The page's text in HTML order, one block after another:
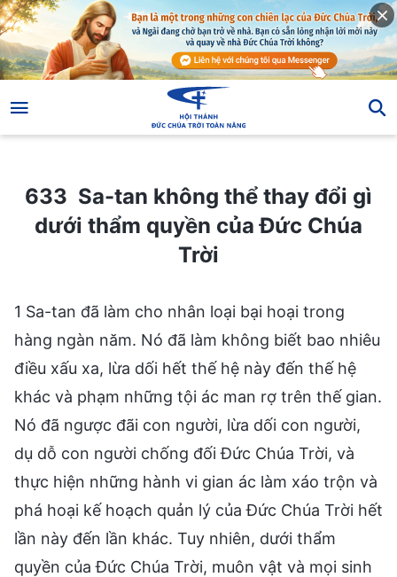
633 Sa-tan không thể thay đổi gì
dưới thẩm quyền của Đức Chúa
Trời
1 Sa-tan đã làm cho nhân loại bại hoại trong
hàng ngàn năm. Nó đã làm không biết bao nhiêu
điều xấu xa, lừa dối hết thế hệ này đến thế hệ
khác và phạm những tội ác man rợ trên thế gian.
Nó đã ngược đãi con người, lừa dối con người,
dụ dỗ con người chống đối Đức Chúa Trời, và
thực hiện những hành vi gian ác làm xáo trộn và
phá hoại kế hoạch quản lý của Đức Chúa Trời hết
lần này đến lần khác. Tuy nhiên, dưới thẩm
quyền của Đức Chúa Trời, muôn vật và mọi sinh